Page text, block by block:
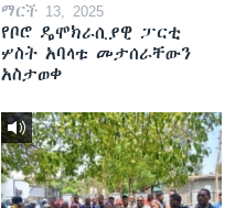
ማርች 13, 2025
የቦሮ ዴሞክራሲያዊ ፓርቲ
ሦስት አባላቱ መታሰራቸውን
አስታወቀ